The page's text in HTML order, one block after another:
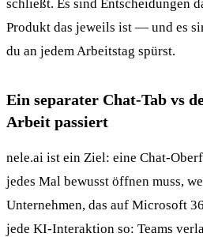
schließt. Es sind Entscheidungen
Produkt das jeweils ist — und es
du an jedem Arbeitstag spürst.
Ein separater Chat-Tab vs
Arbeit passiert
nele.ai ist ein Ziel: eine Chat-
jedes Mal bewusst öffnen muss,
Unternehmen, das auf Microsoft
jede KI-Interaktion so: Teams